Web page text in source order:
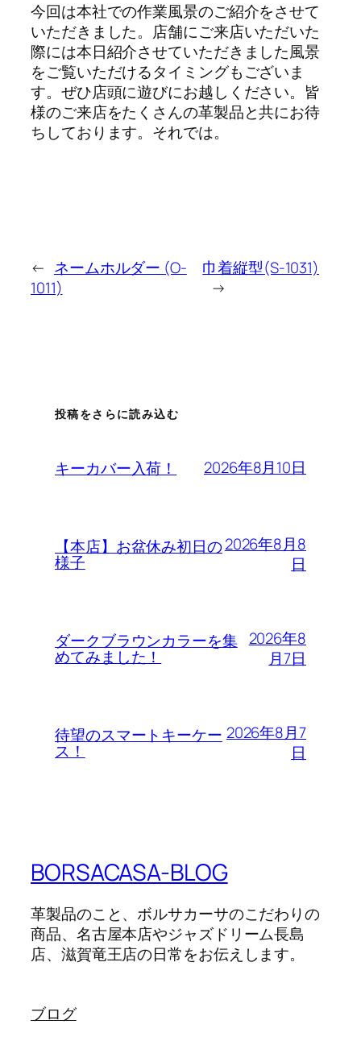
今回は本社での作業風景のご紹介をさせて
いただきました。店舗にご来店いただいた
際には本日紹介させていただきました風景
をご覧いただけるタイミングもございま
す。ぜひ店頭に遊びにお越しください。皆
様のご来店をたくさんの革製品と共にお待
ちしております。それでは。
← ネームホルダー (O-
1011)
巾着縦型(S-1031)
→
投稿をさらに読み込む
キーカバー入荷！ 2026年8月10日
【本店】お盆休み初日の
様子
2026年8月8
日
ダークブラウンカラーを集
めてみました！
2026年8
月7日
待望のスマートキーケー
ス！
2026年8月7
日
BORSACASA-BLOG
革製品のこと、ボルサカーサのこだわりの
商品、名古屋本店やジャズドリーム長島
店、滋賀竜王店の日常をお伝えします。
ブログ